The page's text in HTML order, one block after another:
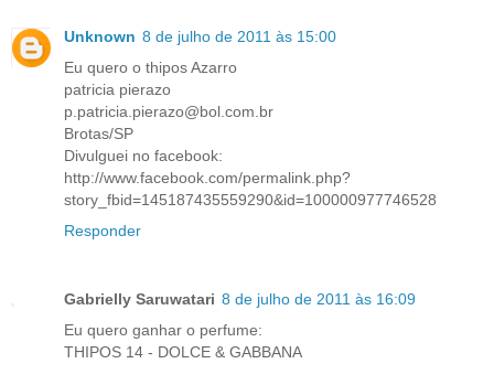
Unknown 8 de julho de 2011 às 15:00
Eu quero o thipos Azarro
patricia pierazo
p.patricia.pierazo@bol.com.br
Brotas/SP
Divulguei no facebook:
http://www.facebook.com/permalink.php?
story_fbid=145187435559290&id=100000977746528
Responder
Gabrielly Saruwatari 8 de julho de 2011 às 16:09
Eu quero ganhar o perfume:
THIPOS 14 - DOLCE & GABBANA